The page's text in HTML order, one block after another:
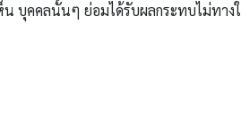
บุคคลนั้นๆ ย่อมได้รับผลกระทบไม่ทาง